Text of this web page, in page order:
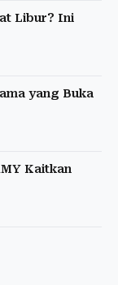
Libur? Ini
yang Buka
Kaitkan